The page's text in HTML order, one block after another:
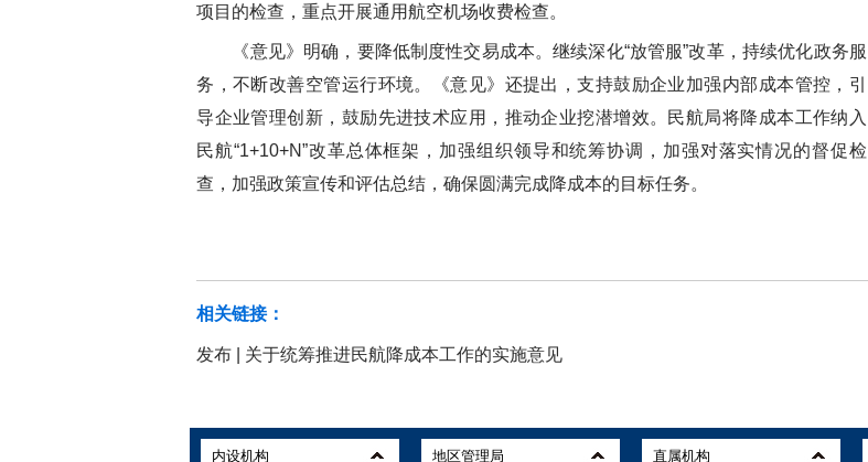
项目的检查，重点开展通用航空机场收费检查。
《意见》明确，要降低制度性交易成本。继续深化“放管服”改革，持续优化政务服
务，不断改善空管运行环境。《意见》还提出，支持鼓励企业加强内部成本管控，引
导企业管理创新，鼓励先进技术应用，推动企业挖潜增效。民航局将降成本工作纳入
民航“1+10+N”改革总体框架，加强组织领导和统筹协调，加强对落实情况的督促检
查，加强政策宣传和评估总结，确保圆满完成降成本的目标任务。
相关链接：
发布 | 关于统筹推进民航降成本工作的实施意见